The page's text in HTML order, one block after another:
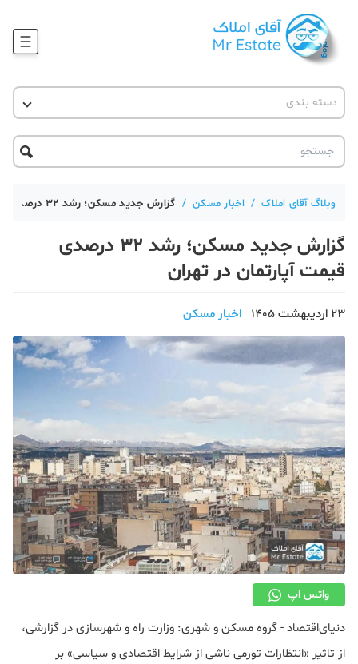
آموزش املاک
حقوقی
آکادمی
دسته بندی
آقای مشاور املاک
آکادمی آقای املاک
آموزش املاک
آموزش پلتفرم آقای املاک
اخبار مسکن
تحلیل مسکن
دکوراسیون
صنعت ساختمان
محله گردی
معماری
ملکی
همایش و نمایشگاه
وبلاگ آقای املاک / اخبار مسکن / گزارش جدید مسکن؛ رشد ۳۲ درصدی قیمت آپارتمان در تهران
گزارش جدید مسکن؛ رشد ۳۲ درصدی
قیمت آپارتمان در تهران
23 اردیبهشت 1405 اخبار مسکن
واتس اپ
دنیای‌اقتصاد - گروه مسکن و شهری: وزارت راه و شهرسازی در گزارشی،
از تاثیر «انتظارات تورمی ناشی از شرایط اقتصادی و سیاسی» بر